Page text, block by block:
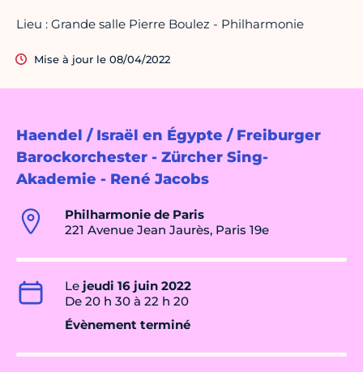
Haendel / Israël en Égypte / Freiburger
Barockorchester - Zürcher Sing-
Akademie - René Jacobs
Philharmonie de Paris
221 Avenue Jean Jaurès, Paris 19e
Le jeudi 16 juin 2022
De 20 h 30 à 22 h 20
Évènement terminé
Lieu : Grande salle Pierre Boulez - Philharmonie
Mise à jour le 08/04/2022